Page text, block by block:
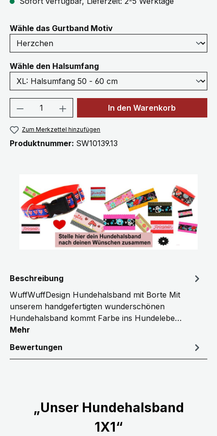
Wähle das Gurtband Motivauswählen
Wähle den Halsumfangauswählen
Produkt Anzahl: Gib denIn den Warenkorb
Zum Merkzettel hinzufügen
Produktnummer: SW10139.13
Beschreibung
WuffWuffDesign Hundehalsband mit Borte Mit
unserem handgefertigten wunderschönen
Hundehalsband kommt Farbe ins Hundelebe…
Mehr
Bewertungen
„Unser Hundehalsband
1X1“